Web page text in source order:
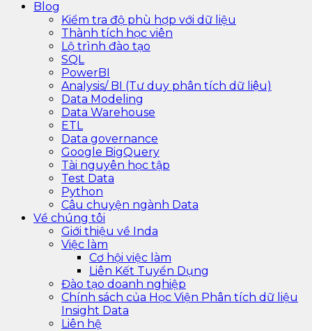
Blog
Kiểm tra độ phù hợp với dữ liệu
Thành tích học viên
Lộ trình đào tạo
SQL
PowerBI
Analysis/ BI (Tư duy phân tích dữ liệu)
Data Modeling
Data Warehouse
ETL
Data governance
Google BigQuery
Tài nguyên học tập
Test Data
Python
Câu chuyện ngành Data
Về chúng tôi
Giới thiệu về Inda
Việc làm
Cơ hội việc làm
Liên Kết Tuyển Dụng
Đào tạo doanh nghiệp
Chính sách của Học Viện Phân tích dữ liệu
Insight Data
Liên hệ